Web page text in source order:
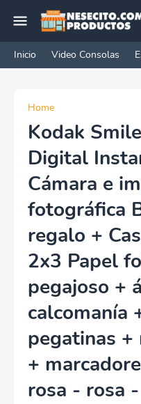
Inicio Video Consolas
Home
Kodak
Digital
Cámara e
fotográfica
regalo +
2x3 Papel
pegajoso +
calcomanía
pegatinas +
+
rosa - rosa -